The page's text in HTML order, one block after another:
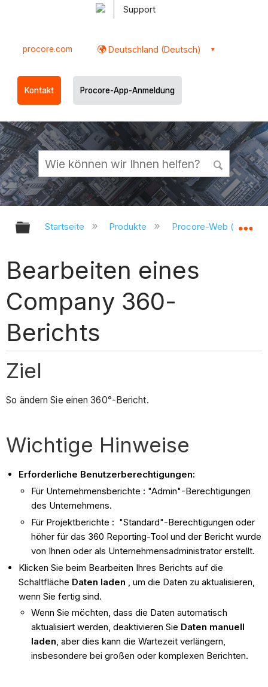
Support
procore.com Deutschland (Deutsch)
Kontakt Procore-App-Anmeldung
Globale Hierarchie auf- und
Startseite Produkte Procore-Web
Bearbeiten eines
Company 360-
Berichts
Ziel
So ändern Sie einen 360°-Bericht.
Wichtige Hinweise
Erforderliche Benutzerberechtigungen:
Für Unternehmensberichte : "Admin"-Berechtigungen
des Unternehmens.
Für Projektberichte : "Standard"-Berechtigungen oder
höher für das 360 Reporting-Tool und der Bericht wurde
von Ihnen oder als Unternehmensadministrator erstellt.
Klicken Sie beim Bearbeiten Ihres Berichts auf die
Schaltfläche Daten laden
, um die Daten zu aktualisieren,
wenn Sie fertig sind.
Wenn Sie möchten, dass die Daten automatisch
aktualisiert werden, deaktivieren Sie Daten manuell
laden, aber dies kann die Wartezeit verlängern,
insbesondere bei großen oder komplexen Berichten.